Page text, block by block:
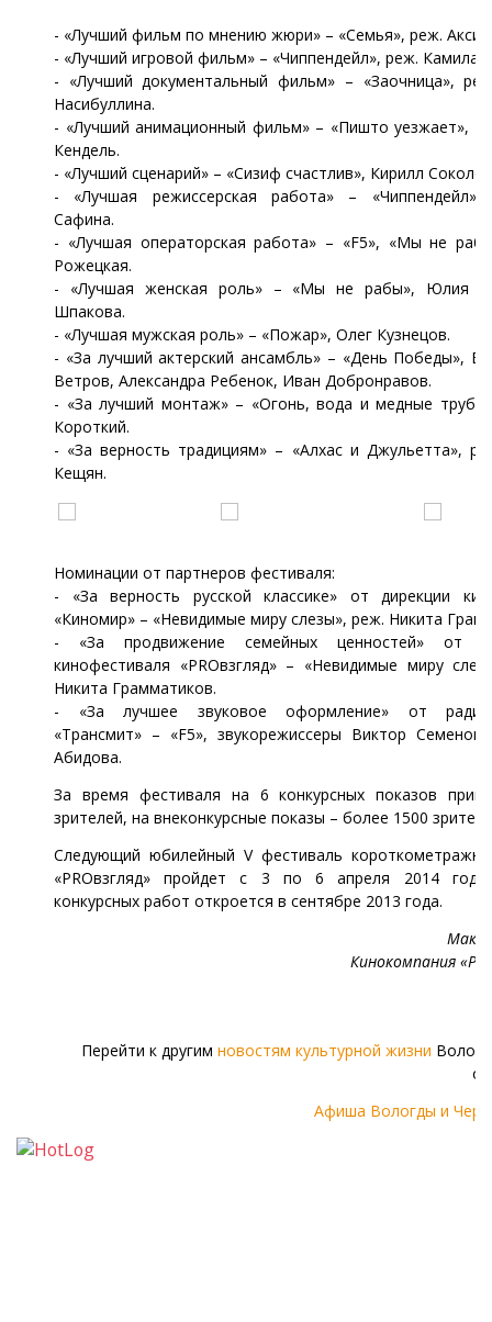
- «Лучший фильм по мнению жюри» – «Семья», реж.
- «Лучший игровой фильм» – «Чиппендейл», реж. Камила
- «Лучший документальный фильм» – «Заочница»,
Насибуллина.
- «Лучший анимационный фильм» – «Пишто уезжает»,
Кендель.
- «Лучший сценарий» – «Сизиф счастлив», Кирилл
- «Лучшая режиссерская работа» – «Чиппендейл»,
Сафина.
- «Лучшая операторская работа» – «F5», «Мы не
Рожецкая.
- «Лучшая женская роль» – «Мы не рабы», Юлия
Шпакова.
- «Лучшая мужская роль» – «Пожар», Олег Кузнецов.
- «За лучший актерский ансамбль» – «День Победы»,
Ветров, Александра Ребенок, Иван Добронравов.
- «За лучший монтаж» – «Огонь, вода и медные
Короткий.
- «За верность традициям» – «Алхас и Джульетта»,
Кещян.
Номинации от партнеров фестиваля:
- «За верность русской классике» от дирекции
«Киномир» – «Невидимые миру слезы», реж. Никита
- «За продвижение семейных ценностей» от
кинофестиваля «PROвзгляд» – «Невидимые миру
Никита Грамматиков.
- «За лучшее звуковое оформление» от
«Трансмит» – «F5», звукорежиссеры Виктор
Абидова.
За время фестиваля на 6 конкурсных показов
зрителей, на внеконкурсные показы – более 1500
Следующий юбилейный V фестиваль
«PROвзгляд» пройдет с 3 по 6 апреля 2014
конкурсных работ откроется в сентябре 2013 года.
Кинокомпания
Перейти к другим новостям культурной жизни
Афиша Вологды и